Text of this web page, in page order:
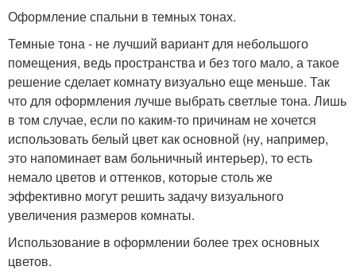
Оформление спальни в темных тонах.
Темные тона - не лучший вариант для небольшого
помещения, ведь пространства и без того мало, а такое
решение сделает комнату визуально еще меньше. Так
что для оформления лучше выбрать светлые тона. Лишь
в том случае, если по каким-то причинам не хочется
использовать белый цвет как основной (ну, например,
это напоминает вам больничный интерьер), то есть
немало цветов и оттенков, которые столь же
эффективно могут решить задачу визуального
увеличения размеров комнаты.
Использование в оформлении более трех основных
цветов.